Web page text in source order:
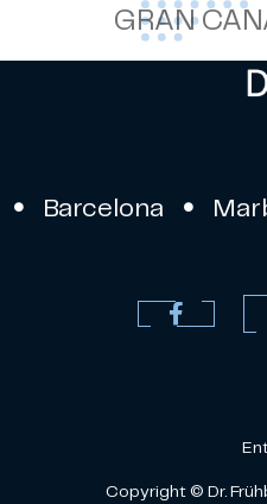
GRAN
Barcelona
Copyright © Dr.